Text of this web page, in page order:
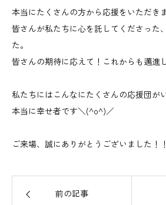
本当にたくさんの方から応援をいただき
皆さんが私たちに心を託してくださった
た。
皆さんの期待に応えて！これからも邁進
私たちにはこんなにたくさんの応援団が
本当に幸せ者です＼(^o^)／
ご来場、誠にありがとうございました！
前の記事